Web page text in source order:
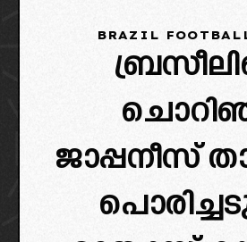
BRAZIL
ജാപ്പനീസ്